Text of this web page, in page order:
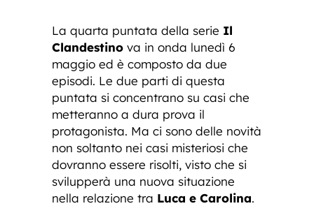
La quarta puntata della serie Il
Clandestino va in onda lunedì 6
maggio ed è composto da due
episodi. Le due parti di questa
puntata si concentrano su casi che
metteranno a dura prova il
protagonista. Ma ci sono delle novità
non soltanto nei casi misteriosi che
dovranno essere risolti, visto che si
svilupperà una nuova situazione
nella relazione tra Luca e Carolina.